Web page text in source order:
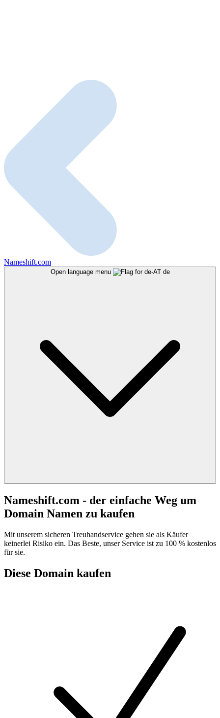
Nameshift.com
Open language menu de
Nameshift.com - der einfache Weg um
Domain Namen zu kaufen
Mit unserem sicheren Treuhandservice gehen sie als Käufer
keinerlei Risiko ein. Das Beste, unser Service ist zu 100 % kostenlos
für sie.
Diese Domain kaufen